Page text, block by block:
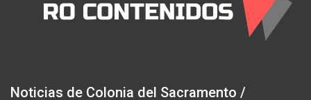
Noticias de Colonia del Sacramento /